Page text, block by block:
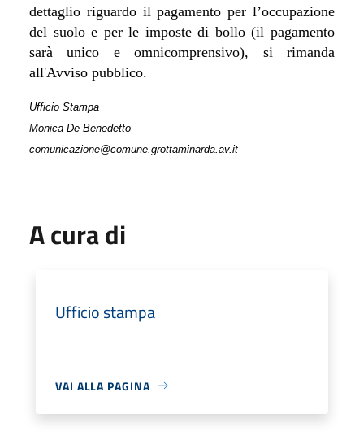
dettaglio riguardo il pagamento per l’occupazione
del suolo e per le imposte di bollo (il pagamento
sarà unico e omnicomprensivo), si rimanda
all'Avviso pubblico.
Ufficio Stampa
Monica De Benedetto
comunicazione@comune.grottaminarda.av.it
A cura di
Ufficio stampa
VAI ALLA PAGINA